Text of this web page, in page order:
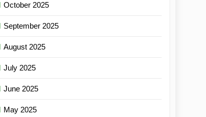
October 2025
September 2025
August 2025
July 2025
June 2025
May 2025